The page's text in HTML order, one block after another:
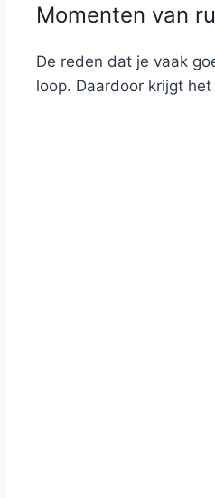
Momenten van
De reden dat je vaak
loop. Daardoor krijgt